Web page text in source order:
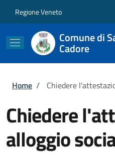
Regione Veneto
Comune di
Cadore
Briciole di
Home / Chiedere
Chiedere
alloggio